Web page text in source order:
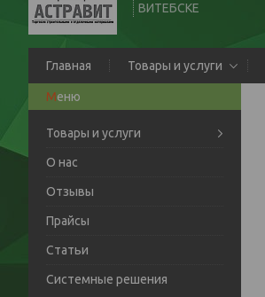
ВИТЕБСКЕ
Главная Товары и услуги
Товары и услуги
О нас
Отзывы
Прайсы
Статьи
Системные решения